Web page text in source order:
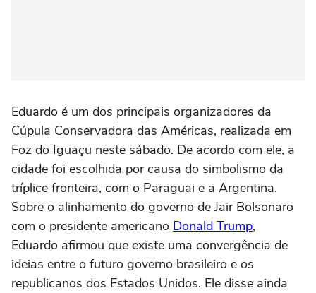
Eduardo é um dos principais organizadores da
Cúpula Conservadora das Américas, realizada em
Foz do Iguaçu neste sábado. De acordo com ele, a
cidade foi escolhida por causa do simbolismo da
tríplice fronteira, com o Paraguai e a Argentina.
Sobre o alinhamento do governo de Jair Bolsonaro
com o presidente americano Donald Trump,
Eduardo afirmou que existe uma convergência de
ideias entre o futuro governo brasileiro e os
republicanos dos Estados Unidos. Ele disse ainda